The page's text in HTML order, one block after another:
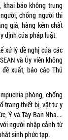
khai báo không trung
chống người thi
giả, hàng kém chất
định của pháp luật.
xử lý đề nghị của các
và Ủy viên không
xuất, báo cáo Thủ
phòng, chống
trang thiết bị, vật tư y
Ý và Tây Ban Nha....
người nhập cảnh từ
sinh phức tạp.